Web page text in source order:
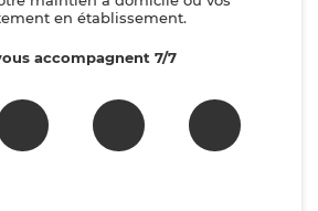
en établissement.
accompagnent 7/7